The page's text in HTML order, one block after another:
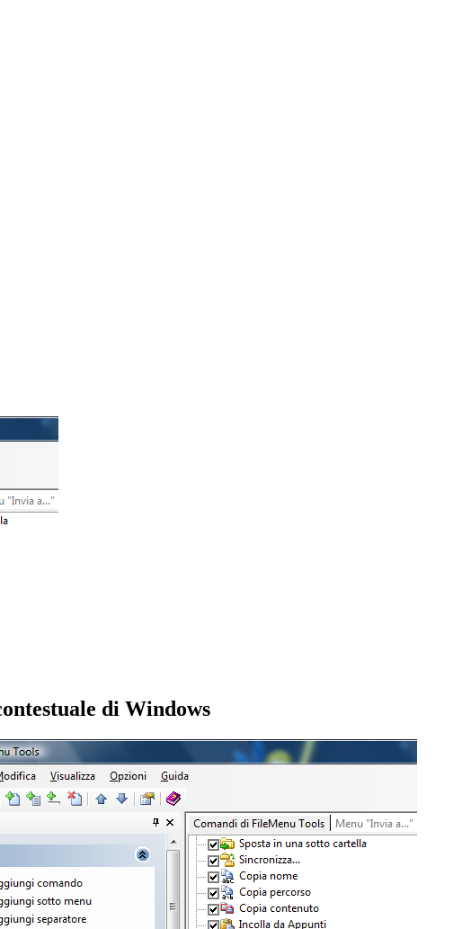
di Windows